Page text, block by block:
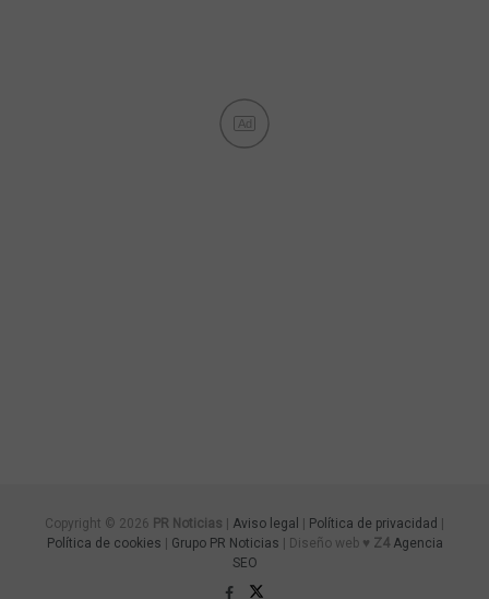
Ad
Copyright © 2026 PR Noticias Aviso legal Política de privacidad
Política de cookies
Grupo PR Noticias | Diseño web ♥ Z4 Agencia
SEO